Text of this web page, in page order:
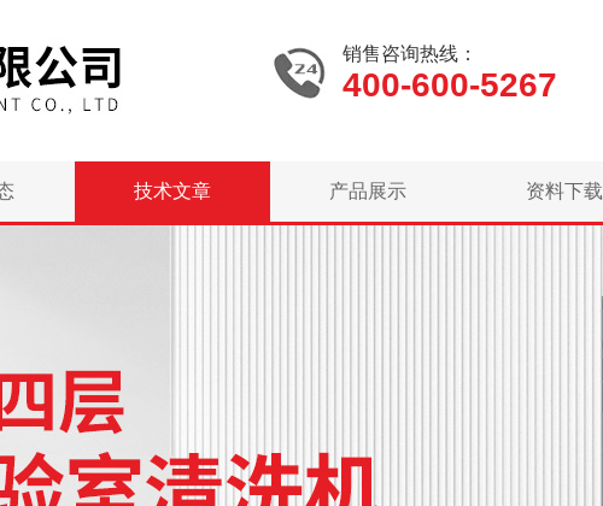
销售咨询热线：
400-600-5267
技术文章 产品展示 资料下载